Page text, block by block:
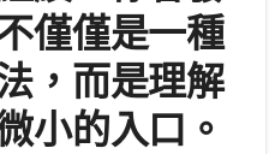
僅僅是一種
，而是理解
小的入口。